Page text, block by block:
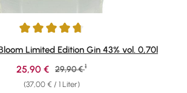
Bewertung von 4.73 von 5 Sternen
Limited Edition Gin 43% vol. 0,70l
(37,00 € / 1 Liter)
Verkaufspreis:
25,90 € Regulärer Preis:
29,90 € 1